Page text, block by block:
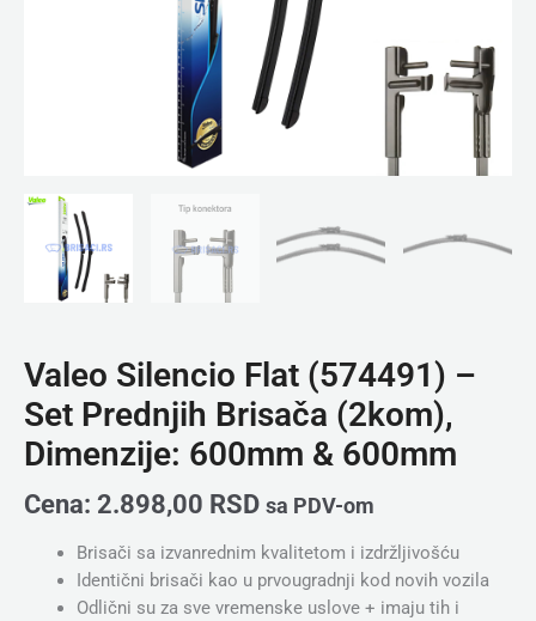
Valeo Silencio Flat (574491) –
Set Prednjih Brisača (2kom),
Dimenzije: 600mm & 600mm
Cena: 2.898,00 RSD sa PDV-om
Brisači sa izvanrednim kvalitetom i izdržljivošću
Identični brisači kao u prvougradnji kod novih vozila
Odlični su za sve vremenske uslove + imaju tih i